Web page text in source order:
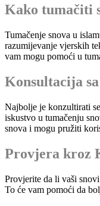
Kako tumačiti
Tumačenje snova u
razumijevanje vjerskih
vam mogu pomoći u
Konsultacija
Najbolje je konzultirati
iskustvo u tumačenju
snova i mogu pružiti
Provjera kroz
Provjerite da li vaši
To će vam pomoći da